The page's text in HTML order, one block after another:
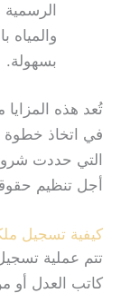
والمياه
بسهولة.
تُعد هذه المزايا
في اتخاذ خطوة
التي حددت
أجل تنظيم
كيفية تسجيل
تتم عملية
كاتب العدل أو